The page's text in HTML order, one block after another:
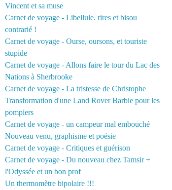
Vincent et sa muse
Carnet de voyage - Libellule. rires et bisou
contrarié !
Carnet de voyage - Ourse, oursons, et touriste
stupide
Carnet de voyage - Allons faire le tour du Lac des
Nations à Sherbrooke
Carnet de voyage - La tristesse de Christophe
Transformation d'une Land Rover Barbie pour les
pompiers
Carnet de voyage - un campeur mal embouché
Nouveau venu, graphisme et poésie
Carnet de voyage - Critiques et guérison
Carnet de voyage - Du nouveau chez Tamsir +
l'Odyssée et un bon prof
Un thermomètre bipolaire !!!